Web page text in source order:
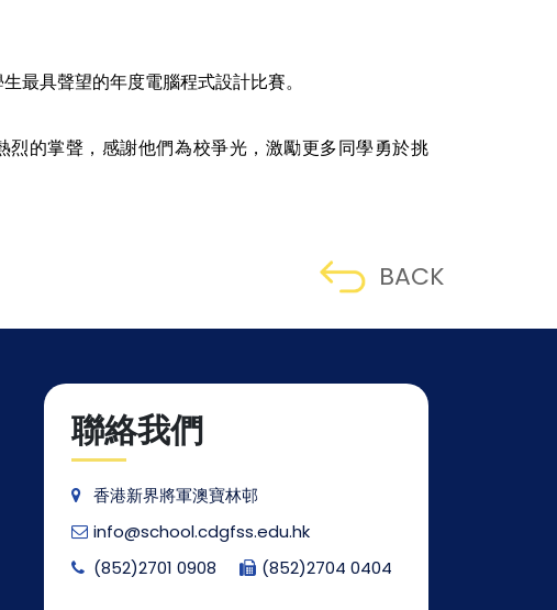
最具聲望的年度電腦程式設計比賽。
的掌聲，感謝他們為校爭光，激勵更多同學勇於挑
BACK
聯絡我們
香港新界將軍澳寶林邨
info@school.cdgfss.edu.hk
(852)2701 0908
(852)2704 0404